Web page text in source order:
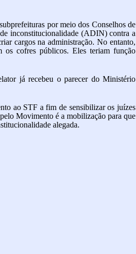
por meio dos Conselhos de
inconstitucionalidade (ADIN) contra a
cargos na administração. No entanto,
os cofres públicos. Eles teriam função
já recebeu o parecer do Ministério
ao STF a fim de sensibilizar os juízes
Movimento é a mobilização para que
alegada.